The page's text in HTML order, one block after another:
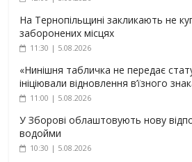
На Тернопільщині закликають не
заборонених місцях
11:30 | 5.08.2026
«Нинішня табличка не передає
ініціювали відновлення в’їзного
11:00 | 5.08.2026
У Зборові облаштовують нову
водойми
10:30 | 5.08.2026